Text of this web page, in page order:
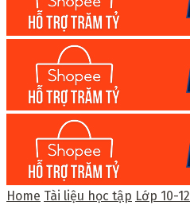
Home Tài liệu học tập Lớp 10-12